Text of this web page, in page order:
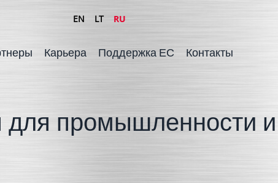
EN LT RU
Карьера Поддержка ЕС Контакты
промышленности и